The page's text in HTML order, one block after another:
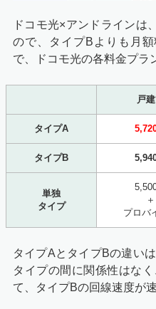
ドコモ光×アンドラインは
ので、タイプBよりも月
で、ドコモ光の各料金プラ
戸
タイプA
タイプB
単独
タイプ
＋
プロバ
タイプAとタイプBの違い
タイプの間に関係性はな
て、タイプBの回線速度が